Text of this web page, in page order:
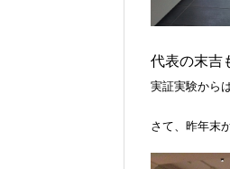
代表の末吉
実証実験から
さて、昨年末